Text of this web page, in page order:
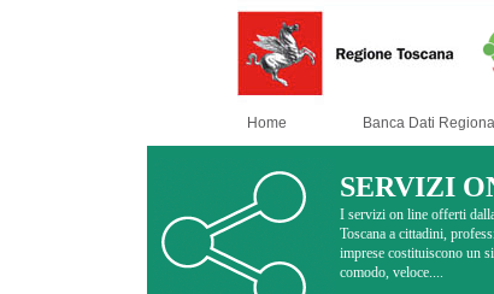
Home Banca Dati
SERVIZI
I servizi on line offerti
Toscana a cittadini,
imprese costituiscono un
comodo, veloce....